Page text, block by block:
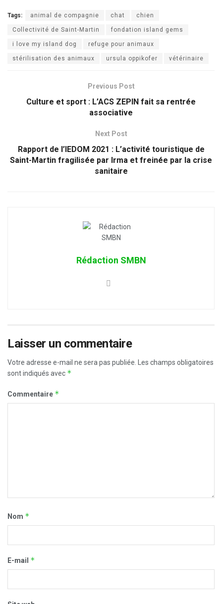
Tags: animal de compagnie chat chien
Collectivité de Saint-Martin fondation island gems
i love my island dog refuge pour animaux
stérilisation des animaux ursula oppikofer vétérinaire
Previous Post
Culture et sport : L’ACS ZEPIN fait sa rentrée
associative
Next Post
Rapport de l’IEDOM 2021 : L’activité touristique de
Saint-Martin fragilisée par Irma et freinée par la crise
sanitaire
Rédaction SMBN
Laisser un commentaire
Votre adresse e-mail ne sera pas publiée.
Les champs obligatoires
sont indiqués avec *
Commentaire *
Nom *
E-mail *